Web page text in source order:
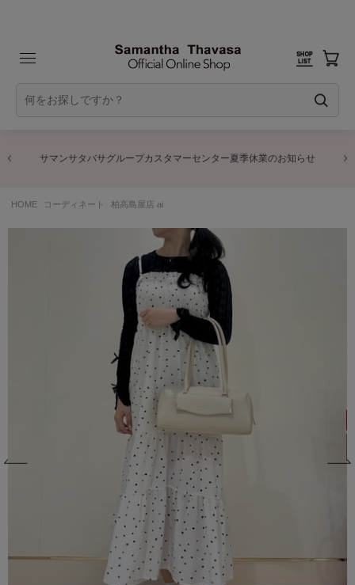
サマンサタバサグループカスタマーセンター夏季休業のお知らせ
HOME コーディネート 柏高島屋店 ai